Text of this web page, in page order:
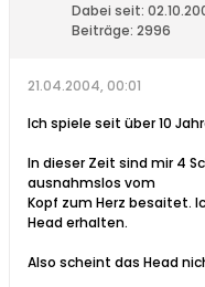
Dabei seit:
Beiträge: 2996
21.04.2004, 00:01
Ich spiele seit über 10
In dieser Zeit sind mir 4
ausnahmslos vom
Kopf zum Herz besaitet.
Head erhalten.
Also scheint das Head